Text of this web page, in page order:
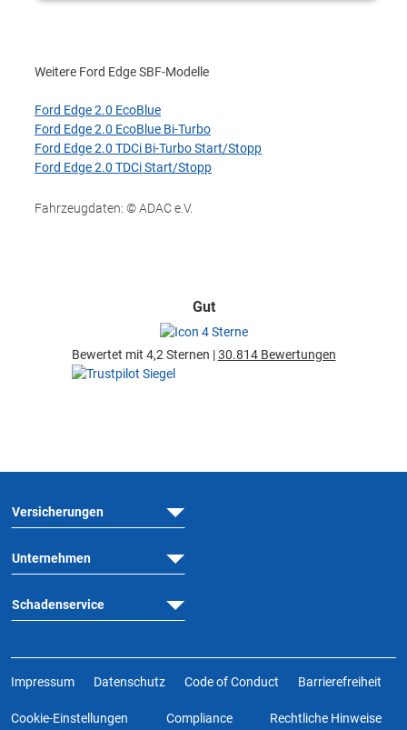
Weitere Ford Edge SBF-Modelle
Ford Edge 2.0 EcoBlue
Ford Edge 2.0 EcoBlue Bi-Turbo
Ford Edge 2.0 TDCi Bi-Turbo Start/Stopp
Ford Edge 2.0 TDCi Start/Stopp
Fahrzeugdaten: © ADAC e.V.
Gut
Bewertet mit 4,2 Sternen |30.814 Bewertungen
Versicherungen
Unternehmen
Schadenservice
Impressum Datenschutz Code of Conduct Barrierefreiheit
Cookie-Einstellungen Compliance Rechtliche Hinweise